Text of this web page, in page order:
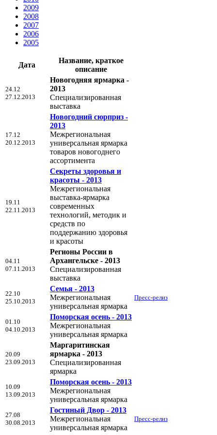
2009
2008
2007
2006
2005
Дата
Название, краткое
описание
24.12
27.12.2013
Новогодняя ярмарка -
2013
Специализированная
выставка
17.12
20.12.2013
Новогодний сюрприз -
2013
Межрегиональная
универсальная ярмарка
товаров новогоднего
ассортимента
19.11
22.11.2013
Секреты здоровья и
красоты - 2013
Межрегиональная
выставка-ярмарка
современных
технологий, методик и
средств по
поддержанию здоровья
и красоты
04.11
07.11.2013
Регионы России в
Архангельске - 2013
Специализированная
выставка
22.10
25.10.2013
Семья - 2013
Межрегиональная
универсальная ярмарка
Пресс-релиз
01.10
04.10.2013
Поморская осень - 2013
Межрегиональная
универсальная ярмарка
20.09
23.09.2013
Маргаритинская
ярмарка - 2013
Специализированная
ярмарка
10.09
13.09.2013
Поморская осень - 2013
Межрегиональная
универсальная ярмарка
27.08
30.08.2013
Гостиный Двор - 2013
Межрегиональная
универсальная ярмарка
Пресс-релиз